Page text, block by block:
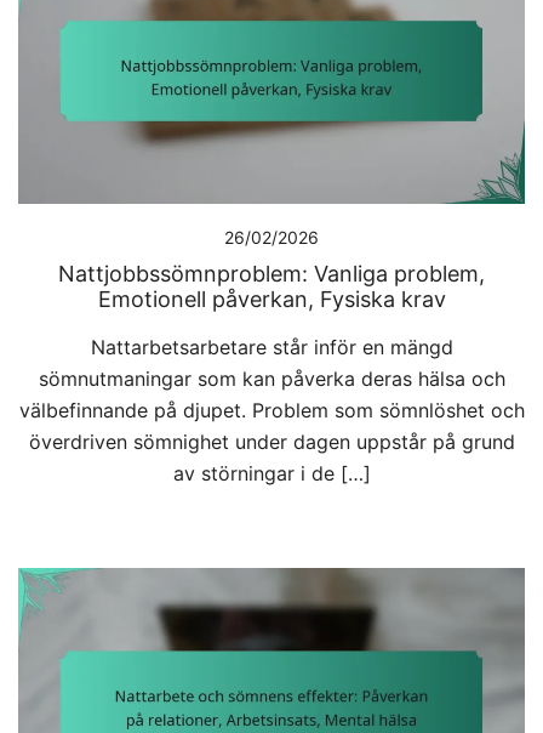
26/02/2026
Nattjobbssömnproblem: Vanliga problem,
Emotionell påverkan, Fysiska krav
Nattarbetsarbetare står inför en mängd
sömnutmaningar som kan påverka deras hälsa och
välbefinnande på djupet. Problem som sömnlöshet och
överdriven sömnighet under dagen uppstår på grund
av störningar i de […]